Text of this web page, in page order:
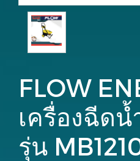
FLOW
เครื่องฉีด
รุ่น